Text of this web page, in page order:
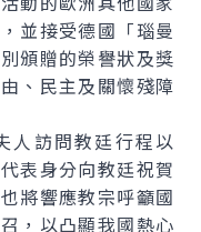
並接受德國「瑙曼
頒贈的榮譽狀及獎
、民主及關懷殘障
訪問教廷行程以
表身分向教廷祝賀
將響應教宗呼籲國
，以凸顯我國熱心